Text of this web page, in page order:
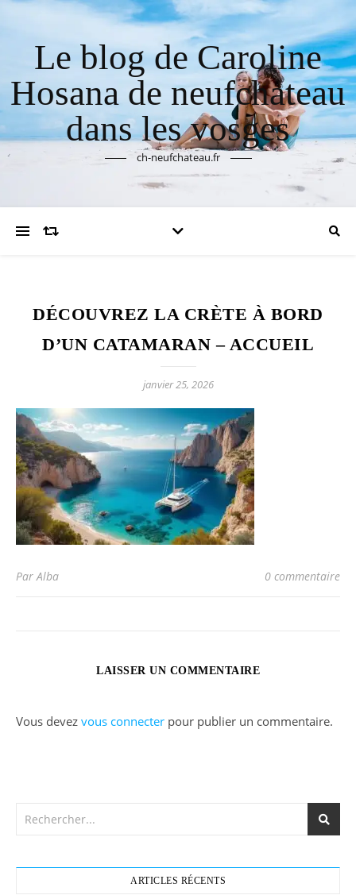
Le blog de Caroline
Hosana de neufchateau
dans les vosges
ch-neufchateau.fr
DÉCOUVREZ LA CRÈTE À BORD
D’UN CATAMARAN – ACCUEIL
janvier 25, 2026
Par Alba 0 commentaire
LAISSER UN COMMENTAIRE
Vous devez vous connecter pour publier un commentaire.
ARTICLES RÉCENTS